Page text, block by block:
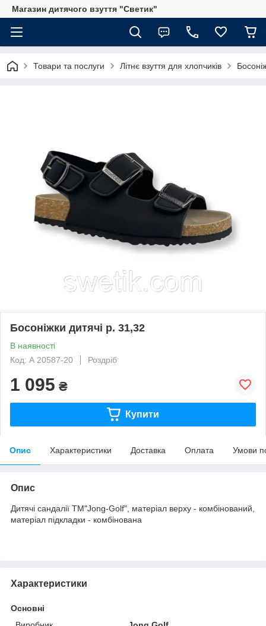
Магазин дитячого взуття "Светик"
Товари та послуги Літнє взуття для хлопчиків
Босоніжки дитячі р. 31,32
В наявності
Код: А 20587-20
Роздріб
1 095 ₴
Купити
Опис Характеристики Доставка Оплата Умови
Опис
Дитячі сандалії ТМ"Jong-Golf", матеріал верху - комбінований,
матеріал підкладки - комбінована
Характеристики
Основні